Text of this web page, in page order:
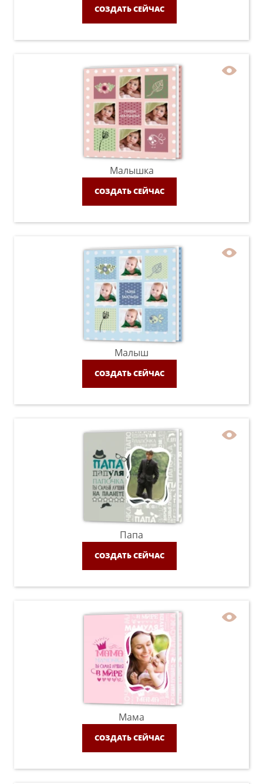
СОЗДАТЬ СЕЙЧАС
Малышка
СОЗДАТЬ СЕЙЧАС
Малыш
СОЗДАТЬ СЕЙЧАС
Папа
СОЗДАТЬ СЕЙЧАС
Мама
СОЗДАТЬ СЕЙЧАС